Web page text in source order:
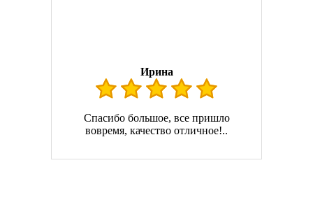
Ирина
Спасибо большое, все пришло
вовремя, качество отличное!..